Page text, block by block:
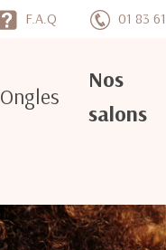
F.A.Q 01 83
Ongles
Nos
salons